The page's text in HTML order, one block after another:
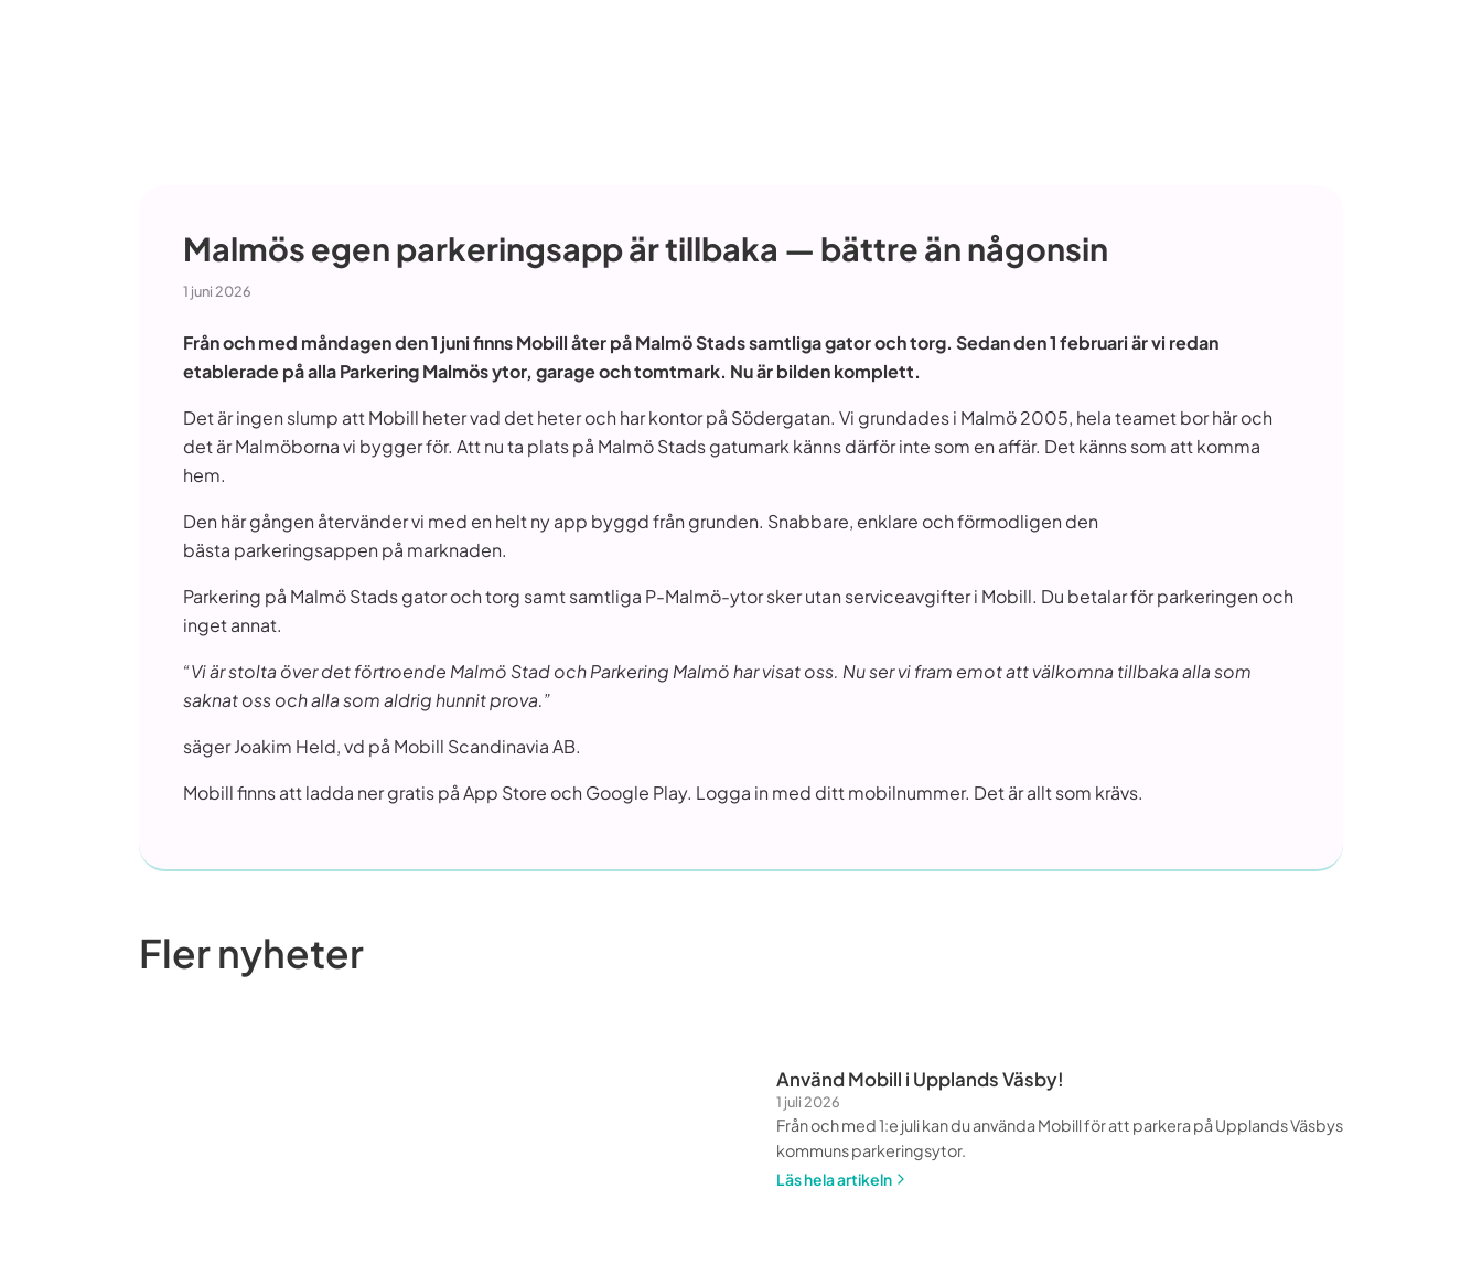
Malmös egen parkeringsapp är tillbaka — bättre än någonsin
1 juni 2026
Från och med måndagen den 1 juni finns Mobill åter på Malmö Stads samtliga gator och torg. Sedan den 1 februari är vi redan
etablerade på alla Parkering Malmös ytor, garage och tomtmark. Nu är bilden komplett.
Det är ingen slump att Mobill heter vad det heter och har kontor på Södergatan. Vi grundades i Malmö 2005, hela teamet bor här och
det är Malmöborna vi bygger för. Att nu ta plats på Malmö Stads gatumark känns därför inte som en affär. Det känns som att komma
hem.
Den här gången återvänder vi med en helt ny app byggd från grunden. Snabbare, enklare och förmodligen den
bästa parkeringsappen på marknaden.
Parkering på Malmö Stads gator och torg samt samtliga P-Malmö-ytor sker utan serviceavgifter i Mobill. Du betalar för parkeringen och
inget annat.
“Vi är stolta över det förtroende Malmö Stad och Parkering Malmö har visat oss. Nu ser vi fram emot att välkomna tillbaka alla som
saknat oss och alla som aldrig hunnit prova.”
säger Joakim Held, vd på Mobill Scandinavia AB.
Mobill finns att ladda ner gratis på App Store och Google Play. Logga in med ditt mobilnummer. Det är allt som krävs.
Fler nyheter
Använd Mobill i Upplands Väsby!
1 juli 2026
Från och med 1:e juli kan du använda Mobill för att parkera på Upplands Väsbys
kommuns parkeringsytor.
Läs hela artikeln